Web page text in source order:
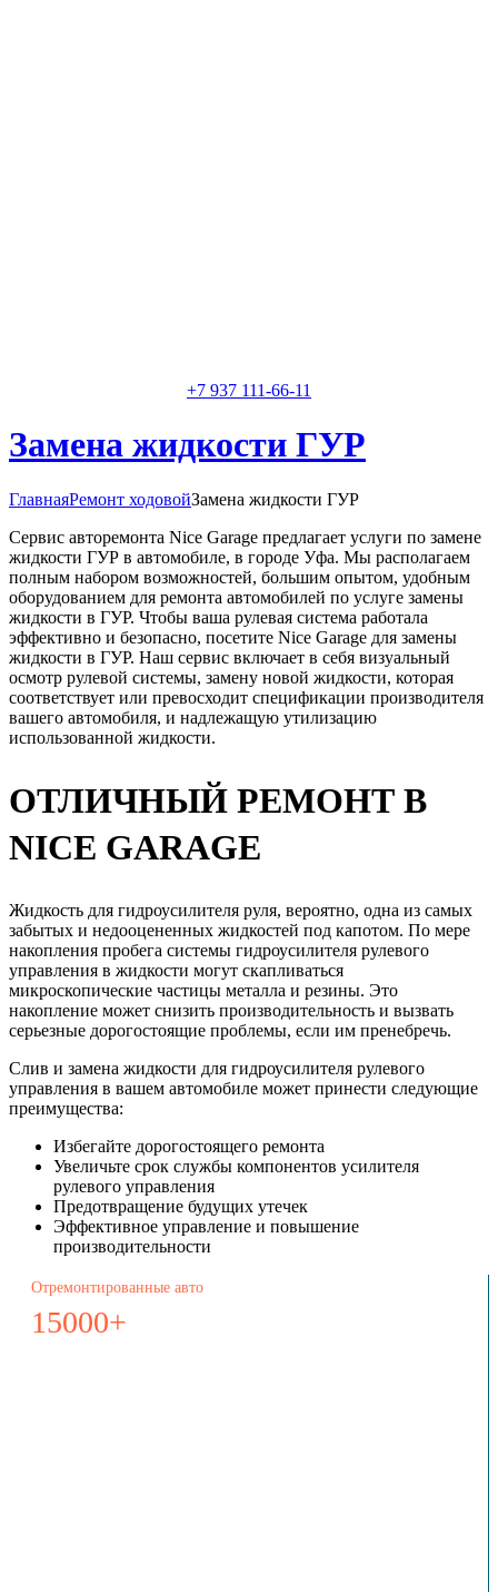
+7 937 111-66-11
Замена жидкости ГУР
ГлавнаяРемонт ходовойЗамена жидкости ГУР
Сервис авторемонта Nice Garage предлагает услуги по замене
жидкости ГУР в автомобиле, в городе Уфа. Мы располагаем
полным набором возможностей, большим опытом, удобным
оборудованием для ремонта автомобилей по услуге замены
жидкости в ГУР. Чтобы ваша рулевая система работала
эффективно и безопасно, посетите Nice Garage для замены
жидкости в ГУР. Наш сервис включает в себя визуальный
осмотр рулевой системы, замену новой жидкости, которая
соответствует или превосходит спецификации производителя
вашего автомобиля, и надлежащую утилизацию
использованной жидкости.
ОТЛИЧНЫЙ РЕМОНТ В
NICE GARAGE
Жидкость для гидроусилителя руля, вероятно, одна из самых
забытых и недооцененных жидкостей под капотом. По мере
накопления пробега системы гидроусилителя рулевого
управления в жидкости могут скапливаться
микроскопические частицы металла и резины. Это
накопление может снизить производительность и вызвать
серьезные дорогостоящие проблемы, если им пренебречь.
Слив и замена жидкости для гидроусилителя рулевого
управления в вашем автомобиле может принести следующие
преимущества:
Избегайте дорогостоящего ремонта
Увеличьте срок службы компонентов усилителя
рулевого управления
Предотвращение будущих утечек
Эффективное управление и повышение
производительности
Отремонтированные авто
15000+